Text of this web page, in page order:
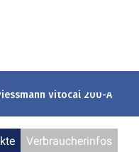
Vitocal 200-A
Verbraucherinfos